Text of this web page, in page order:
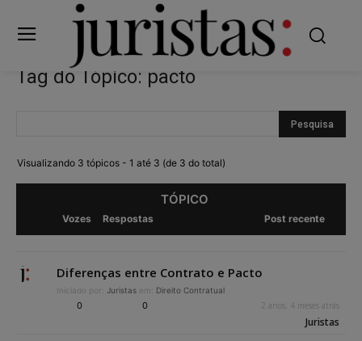
Tag do Tópico: pacto
Visualizando 3 tópicos - 1 até 3 (de 3 do total)
TÓPICO
Vozes Respostas Post recente
Diferenças entre Contrato e Pacto
Iniciado por: Juristas em: Direito Contratual
0 0 2 anos, 4 meses atrás
Juristas